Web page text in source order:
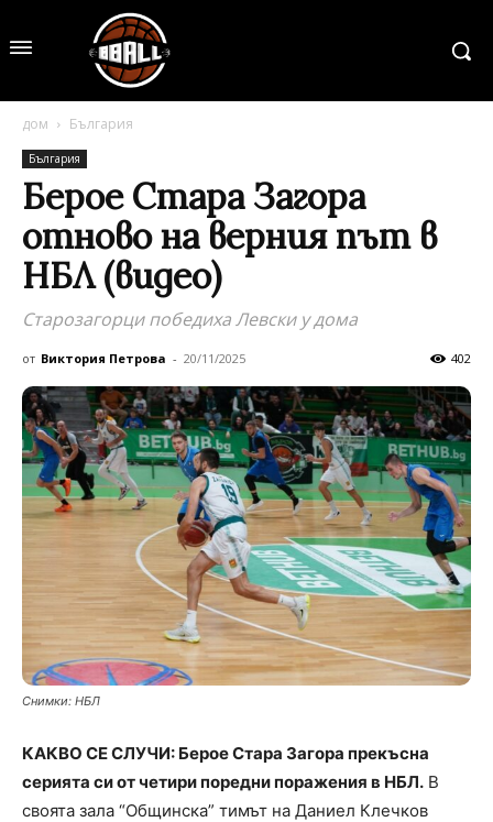
дом България
България
Берое Стара Загора
отново на верния път в
НБЛ (видео)
Старозагорци победиха Левски у дома
от Виктория Петрова - 20/11/2025 402
Снимки: НБЛ
КАКВО СЕ СЛУЧИ: Берое Стара Загора прекъсна
серията си от четири поредни поражения в НБЛ. В
своята зала “Общинска” тимът на Даниел Клечков